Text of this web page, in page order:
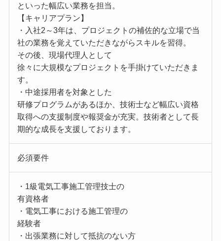
といった幅広い業務を担当。
【キャリアプラン】
・入社2～3年は、プロジェクトの補佐的な立場で当
社の業務を覚えていただきながらスキルを習得。
その後、現場代理人として
徐々に大規模なプロジェクトを手掛けていただきま
す。
・中途採用者を対象とした
研修プログラムがあるほか、技術士など幅広い資格
取得への支援制度や報奨金が充実。技術者として長
期的な成長を支援しております。
必須要件
・1級電気工事施工管理技士の
有資格者
・電気工事における施工管理の
経験者
・出張業務に対して抵抗のない方